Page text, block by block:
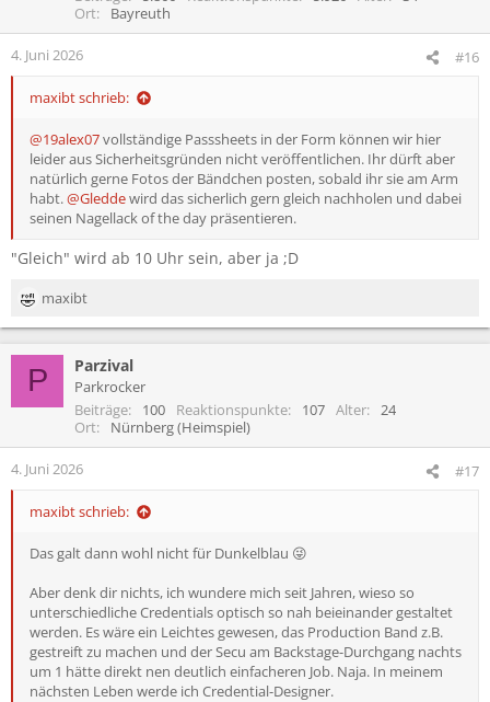
n
Ort
Bayreuth
4. Juni 2026 #16
maxibt schrieb:
@19alex07vollständige Passsheets in der Form können wir hier
leider aus Sicherheitsgründen nicht veröffentlichen. Ihr dürft aber
natürlich gerne Fotos der Bändchen posten, sobald ihr sie am Arm
habt.@Gleddewird das sicherlich gern gleich nachholen und dabei
seinen Nagellack of the day präsentieren.
"Gleich" wird ab 10 Uhr sein, aber ja ;D
R
e
i
n
maxibt
P Parzival
Parkrocker
Beiträge
100 Reaktionspunkte 107 Alter
24
Ort
Nürnberg (Heimspiel)
4. Juni 2026 #17
maxibt schrieb:
Das galt dann wohl nicht für Dunkelblau 😜
Aber denk dir nichts, ich wundere mich seit Jahren, wieso so
unterschiedliche Credentials optisch so nah beieinander gestaltet
werden. Es wäre ein Leichtes gewesen, das Production Band z.B.
gestreift zu machen und der Secu am Backstage-Durchgang nachts
um 1 hätte direkt nen deutlich einfacheren Job. Naja. In meinem
nächsten Leben werde ich Credential-Designer.